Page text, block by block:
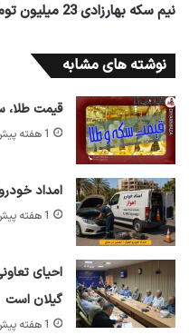
نیم سکه بهارزادی 23 میلیون تومان
نوشته های مشابه
قیمت طلا، سکه
1 هفته پیش
امداد
1 هفته پیش
احیای
گیلان است
1 هفته پیش